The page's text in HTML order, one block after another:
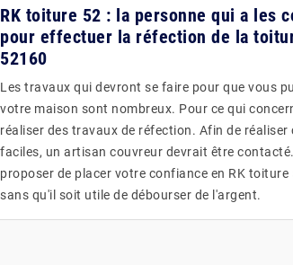
RK toiture 52 : la personne qui a les
pour effectuer la réfection de la
52160
Les travaux qui devront se faire pour que vous
votre maison sont nombreux. Pour ce qui
réaliser des travaux de réfection. Afin de
faciles, un artisan couvreur devrait être
proposer de placer votre confiance en RK toiture
sans qu'il soit utile de débourser de l'argent.